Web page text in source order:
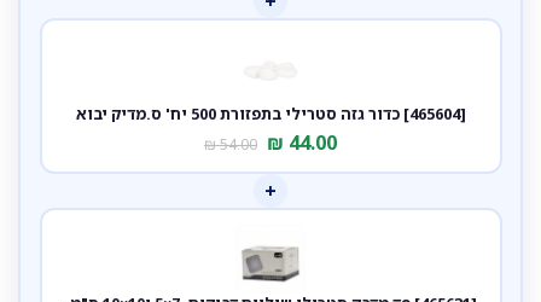
[465604] כדור גזה סטרילי בתפזורת 500 יח' ס.מדיק יבוא
44.00
₪
54.00
₪
+